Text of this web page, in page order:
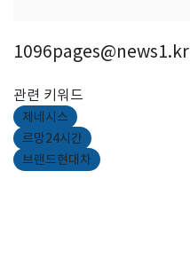
1096pages@news1.kr
관련 키워드
제네시스
르망24시간
브랜드현대차